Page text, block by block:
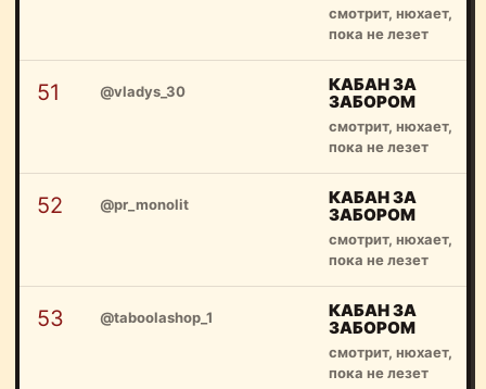
смотрит, нюхает,
пока не лезет
51 @vladys_30
КАБАН ЗА
ЗАБОРОМ
смотрит, нюхает,
пока не лезет
52 @pr_monolit
КАБАН ЗА
ЗАБОРОМ
смотрит, нюхает,
пока не лезет
53 @taboolashop_1
КАБАН ЗА
ЗАБОРОМ
смотрит, нюхает,
пока не лезет